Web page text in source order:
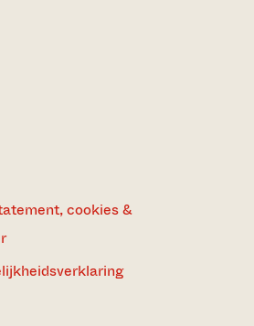
cookies &